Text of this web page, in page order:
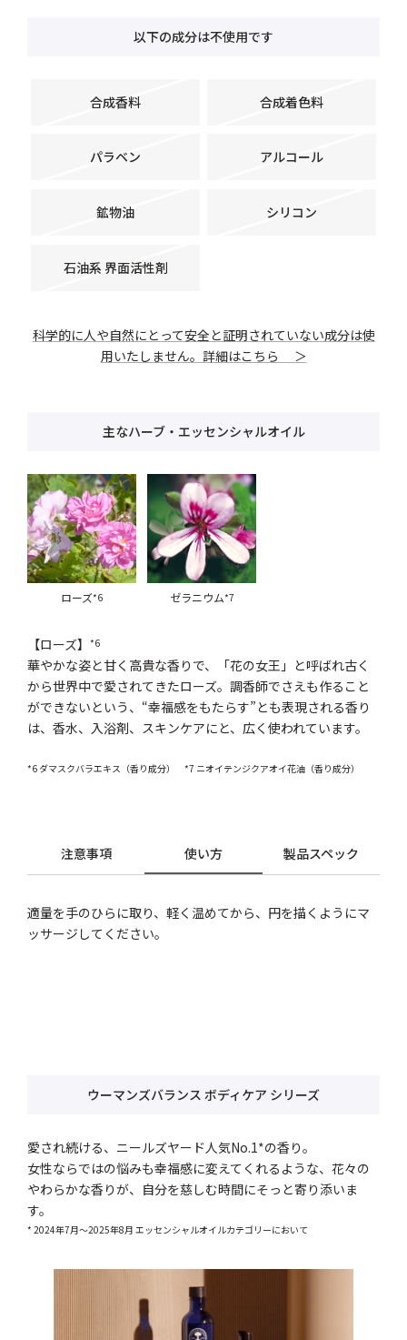
以下の成分は不使用です
合成香料 合成着色料
パラベン アルコール
鉱物油 シリコン
石油系 界面活性剤
科学的に人や自然にとって安全と証明されていない成分は使
用いたしません。詳細はこちら ＞
主なハーブ・エッセンシャルオイル
ローズ*6 ゼラニウム*7
【ローズ】*6
華やかな姿と甘く高貴な香りで、「花の女王」と呼ばれ古く
から世界中で愛されてきたローズ。調香師でさえも作ること
ができないという、“幸福感をもたらす”とも表現される香り
は、香水、入浴剤、スキンケアにと、広く使われています。
*6 ダマスクバラエキス（香り成分） *7 ニオイテンジクアオイ花油（香り成分）
注意事項 使い方 製品スペック
適量を手のひらに取り、軽く温めてから、円を描くようにマ
ッサージしてください。
ウーマンズバランス ボディケア シリーズ
愛され続ける、ニールズヤード人気No.1*の香り。
女性ならではの悩みも幸福感に変えてくれるような、花々の
やわらかな香りが、自分を慈しむ時間にそっと寄り添いま
す。
* 2024年7月～2025年8月 エッセンシャルオイルカテゴリーにおいて